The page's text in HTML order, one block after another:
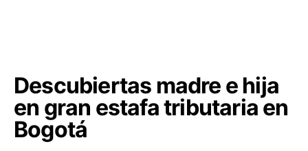
Descubiertas madre e hija
en gran estafa tributaria en
Bogotá